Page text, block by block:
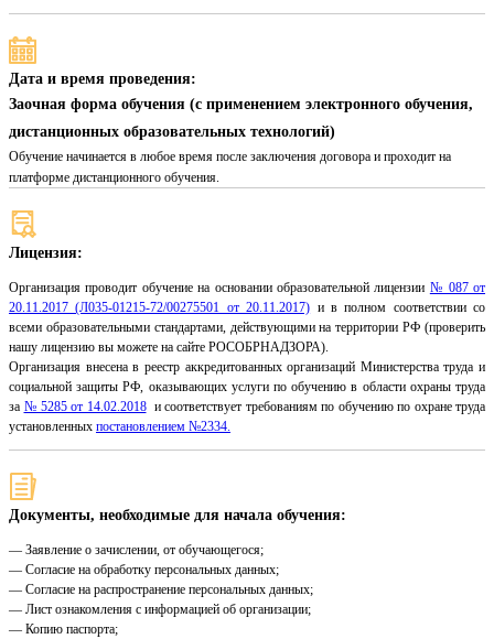
Дата и время проведения:
Заочная форма обучения (с применением электронного обучения,
дистанционных образовательных технологий)
Обучение начинается в любое время после заключения договора и проходит на
платформе дистанционного обучения.
Лицензия:
Организация проводит обучение на основании образовательной лицензии № 087 от
20.11.2017 (Л035-01215-72/00275501 от 20.11.2017) и в полном соответствии со
всеми образовательными стандартами, действующими на территории РФ (проверить
нашу лицензию вы можете на сайте РОСОБРНАДЗОРА).
Организация внесена в реестр аккредитованных организаций Министерства труда и
социальной защиты РФ, оказывающих услуги по обучению в области охраны труда
за № 5285 от 14.02.2018и соответствует требованиям по обучению по охране труда
установленных постановлением №2334.
Документы, необходимые для начала обучения:
— Заявление о зачислении, от обучающегося;
— Согласие на обработку персональных данных;
— Согласие на распространение персональных данных;
— Лист ознакомления с информацией об организации;
— Копию паспорта;